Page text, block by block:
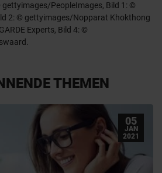
PeopleImages, Bild 1: ©
2: © gettyimages/Nopparat Khokthong
Experts, Bild 4: ©
THEMEN
05
JAN
2021